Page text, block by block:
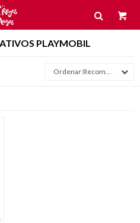
PLAYMOBIL
Recomendados